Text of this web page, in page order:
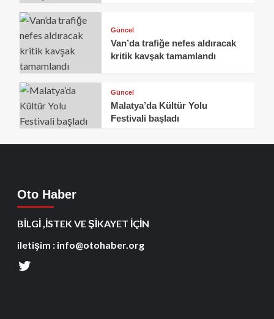
Güncel
Van’da trafiğe nefes aldıracak
kritik kavşak tamamlandı
Güncel
Malatya’da Kültür Yolu
Festivali başladı
Oto Haber
BİLGİ ,İSTEK VE ŞİKAYET İÇİN
iletişim : info@otohaber.org